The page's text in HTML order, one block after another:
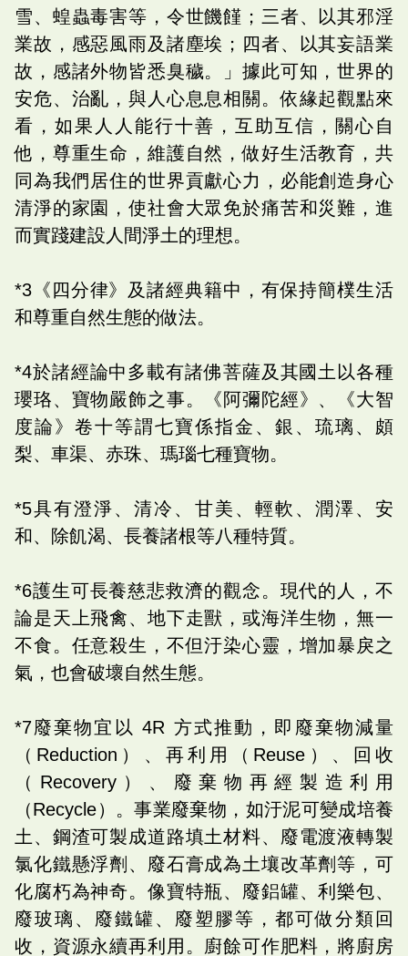
雪、蝗蟲毒害等，令世饑饉；三者、以其邪淫
業故，感惡風雨及諸塵埃；四者、以其妄語業
故，感諸外物皆悉臭穢。」據此可知，世界的
安危、治亂，與人心息息相關。依緣起觀點來
看，如果人人能行十善，互助互信，關心自
他，尊重生命，維護自然，做好生活教育，共
同為我們居住的世界貢獻心力，必能創造身心
清淨的家園，使社會大眾免於痛苦和災難，進
而實踐建設人間淨土的理想。
*3《四分律》及諸經典籍中，有保持簡樸生活
和尊重自然生態的做法。
*4於諸經論中多載有諸佛菩薩及其國土以各種
瓔珞、寶物嚴飾之事。《阿彌陀經》、《大智
度論》卷十等謂七寶係指金、銀、琉璃、頗
梨、車渠、赤珠、瑪瑙七種寶物。
*5具有澄淨、清冷、甘美、輕軟、潤澤、安
和、除飢渴、長養諸根等八種特質。
*6護生可長養慈悲救濟的觀念。現代的人，不
論是天上飛禽、地下走獸，或海洋生物，無一
不食。任意殺生，不但汙染心靈，增加暴戾之
氣，也會破壞自然生態。
*7廢棄物宜以‭ ‬4R‭ ‬方式推動，即廢棄物減量
（Reduction）、再利用（Reuse）、回收
（Recovery）、廢棄物再經製造利用
（Recycle）。事業廢棄物，如汙泥可變成培養
土、鋼渣可製成道路填土材料、廢電渡液轉製
氯化鐵懸浮劑、廢石膏成為土壤改革劑等，可
化腐朽為神奇。像寶特瓶、廢鋁罐、利樂包、
廢玻璃、廢鐵罐、廢塑膠等，都可做分類回
收，資源永續再利用。廚餘可作肥料，將廚房